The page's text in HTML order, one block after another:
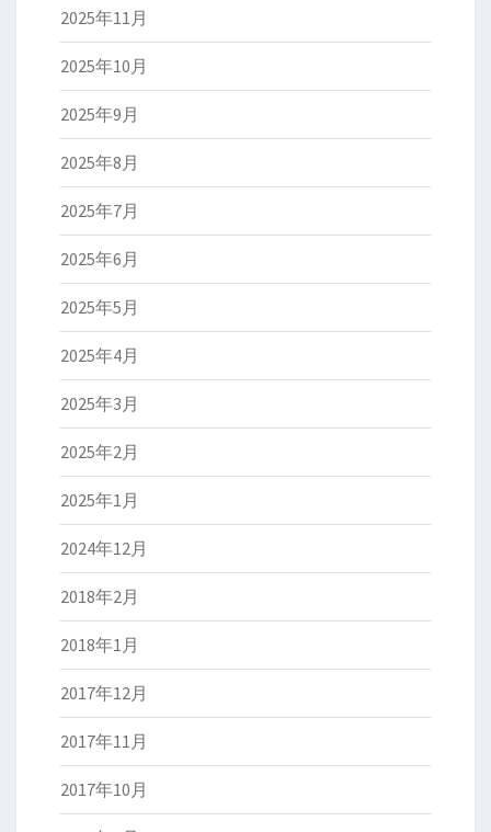
2025年11月
2025年10月
2025年9月
2025年8月
2025年7月
2025年6月
2025年5月
2025年4月
2025年3月
2025年2月
2025年1月
2024年12月
2018年2月
2018年1月
2017年12月
2017年11月
2017年10月